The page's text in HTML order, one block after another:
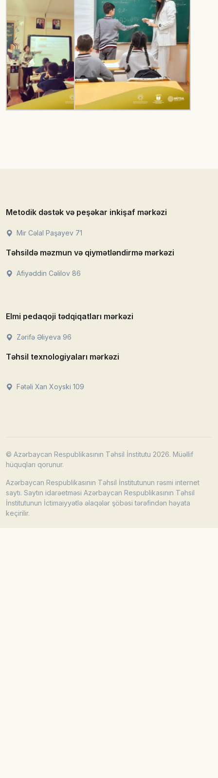
Metodik dəstək və peşəkar inkişaf mərkəzi
Mir Cəlal Paşayev 71
Təhsildə məzmun və qiymətləndirmə mərkəzi
Afiyəddin Cəlilov 86
Elmi pedaqoji tədqiqatları mərkəzi
Zərifə Əliyeva 96
Təhsil texnologiyaları mərkəzi
Fətəli Xan Xoyski 109
© Azərbaycan Respublikasının Təhsil İnstitutu 2026. Müəllif
hüquqları qorunur.
Azərbaycan Respublikasının Təhsil İnstitutunun rəsmi internet
saytı. Saytın idarəetməsi Azərbaycan Respublikasının Təhsil
İnstitutunun İctimaiyyətlə əlaqələr şöbəsi tərəfindən həyata
keçirilir.